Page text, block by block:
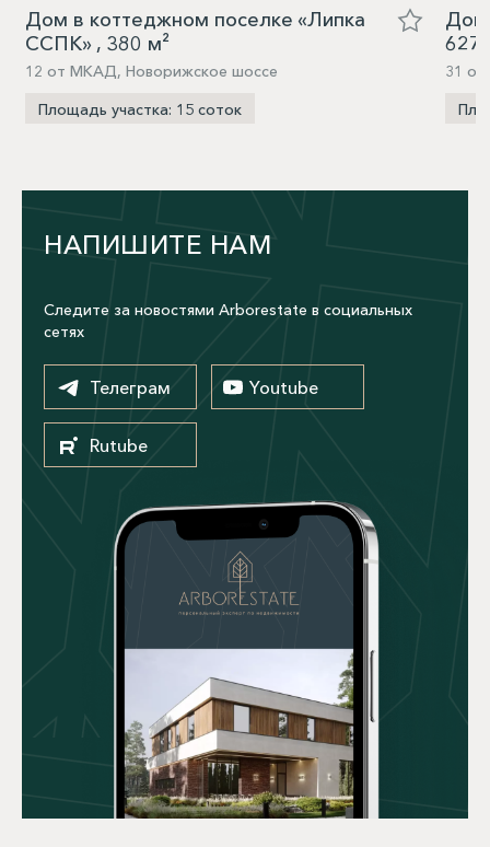
Дом в коттеджном поселке «Липка
ССПК» , 380 м²
12 от МКАД, Новорижское шоссе
Площадь участка: 15 соток
Дом
31
НАПИШИТЕ НАМ
Следите за новостями Arborestate в социальных
сетях
Телеграм Youtube
Rutube